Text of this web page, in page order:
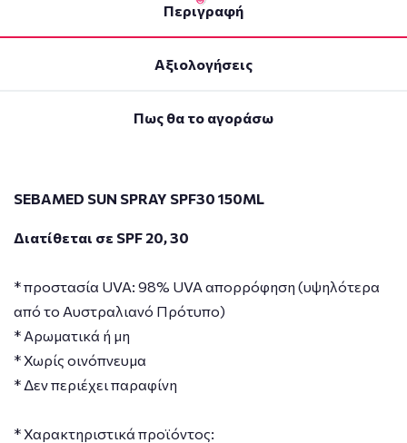
Περιγραφή
Αξιολογήσεις
Πως θα το αγοράσω
SEBAMED SUN SPRAY SPF30 150ML
Διατίθεται σε SPF 20, 30
* προστασία UVA: 98% UVA απορρόφηση (υψηλότερα
από το Αυστραλιανό Πρότυπο)
* Αρωματικά ή μη
* Χωρίς οινόπνευμα
* Δεν περιέχει παραφίνη
* Χαρακτηριστικά προϊόντος: